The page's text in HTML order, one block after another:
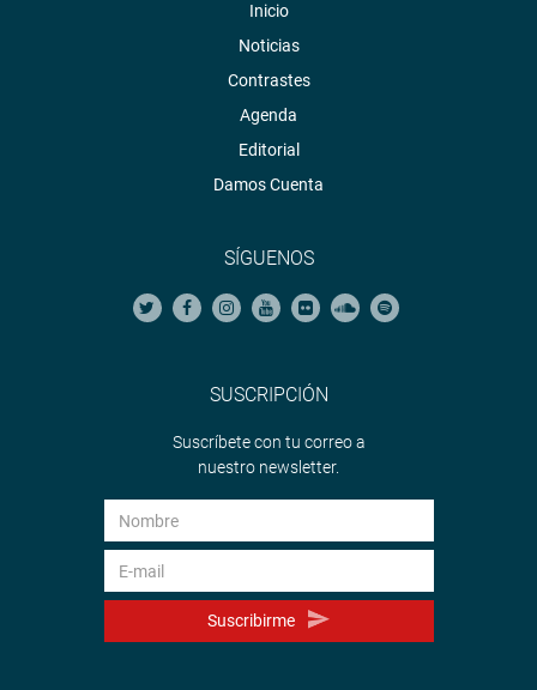
Inicio
Noticias
Contrastes
Agenda
Editorial
Damos Cuenta
SÍGUENOS
SUSCRIPCIÓN
Suscríbete con tu correo a
nuestro newsletter.
Suscribirme